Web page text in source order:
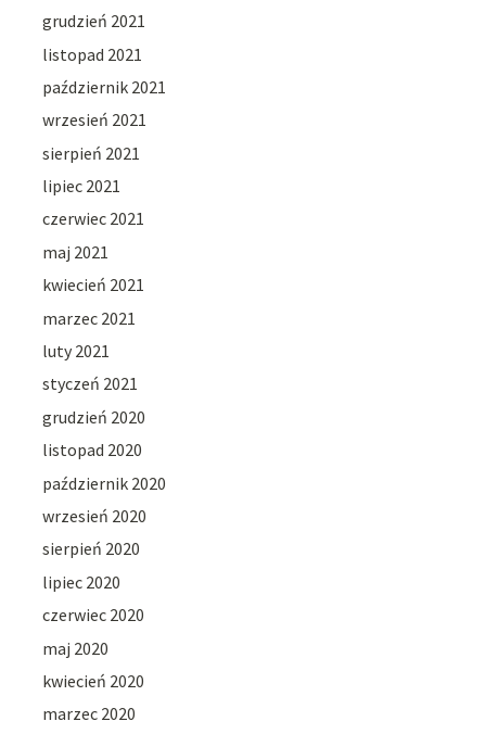
grudzień 2021
listopad 2021
październik 2021
wrzesień 2021
sierpień 2021
lipiec 2021
czerwiec 2021
maj 2021
kwiecień 2021
marzec 2021
luty 2021
styczeń 2021
grudzień 2020
listopad 2020
październik 2020
wrzesień 2020
sierpień 2020
lipiec 2020
czerwiec 2020
maj 2020
kwiecień 2020
marzec 2020